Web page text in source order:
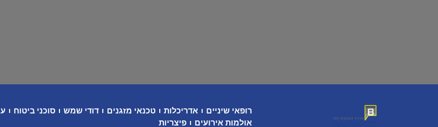
רופאי שיניים אדריכלות טכנאי מזגנים דודי שמש סוכני ביטוח
אולמות אירועים
פיצריות